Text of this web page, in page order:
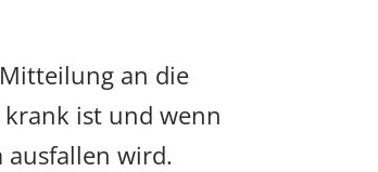
an die
ist und wenn
ausfallen wird.